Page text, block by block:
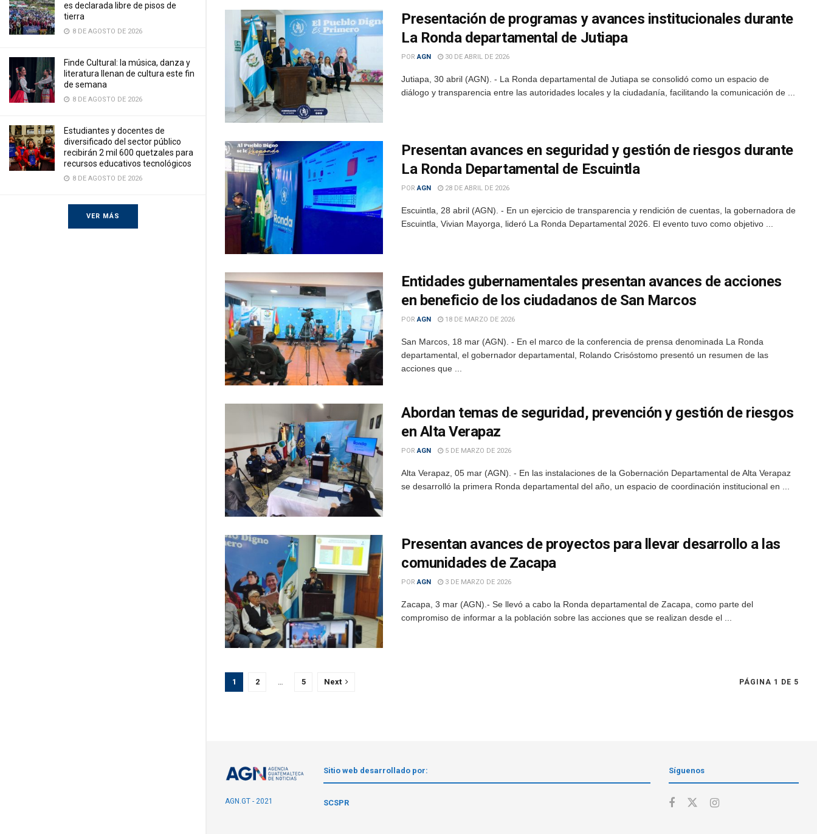
es declarada libre de pisos de
tierra
8 DE AGOSTO DE 2026
Finde Cultural: la música, danza y
literatura llenan de cultura este fin
de semana
8 DE AGOSTO DE 2026
Estudiantes y docentes de
diversificado del sector público
recibirán 2 mil 600 quetzales para
recursos educativos tecnológicos
8 DE AGOSTO DE 2026
VER MÁS
Presentación de programas y avances institucionales durante
La Ronda departamental de Jutiapa
POR AGN 30 DE ABRIL DE 2026
Jutiapa, 30 abril (AGN). - La Ronda departamental de Jutiapa se consolidó como un espacio de
diálogo y transparencia entre las autoridades locales y la ciudadanía, facilitando la comunicación de ...
Presentan avances en seguridad y gestión de riesgos durante
La Ronda Departamental de Escuintla
POR AGN 28 DE ABRIL DE 2026
Escuintla, 28 abril (AGN). - En un ejercicio de transparencia y rendición de cuentas, la gobernadora de
Escuintla, Vivian Mayorga, lideró La Ronda Departamental 2026. El evento tuvo como objetivo ...
Entidades gubernamentales presentan avances de acciones
en beneficio de los ciudadanos de San Marcos
POR AGN 18 DE MARZO DE 2026
San Marcos, 18 mar (AGN). - En el marco de la conferencia de prensa denominada La Ronda
departamental, el gobernador departamental, Rolando Crisóstomo presentó un resumen de las
acciones que ...
Abordan temas de seguridad, prevención y gestión de riesgos
en Alta Verapaz
POR AGN 5 DE MARZO DE 2026
Alta Verapaz, 05 mar (AGN). - En las instalaciones de la Gobernación Departamental de Alta Verapaz
se desarrolló la primera Ronda departamental del año, un espacio de coordinación institucional en ...
Presentan avances de proyectos para llevar desarrollo a las
comunidades de Zacapa
POR AGN 3 DE MARZO DE 2026
Zacapa, 3 mar (AGN).- Se llevó a cabo la Ronda departamental de Zacapa, como parte del
compromiso de informar a la población sobre las acciones que se realizan desde el ...
PÁGINA 1 DE 5
1 2 5 Next
AGN.GT - 2021
Sitio web desarrollado por:
SCSPR
Síguenos